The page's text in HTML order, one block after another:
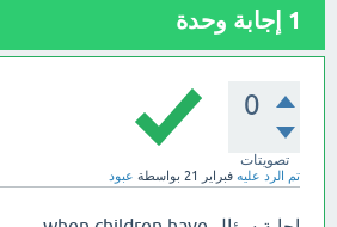
1 إجابة وحدة
0
تصويتات
تم الرد عليه فبراير 21 بواسطة عبود